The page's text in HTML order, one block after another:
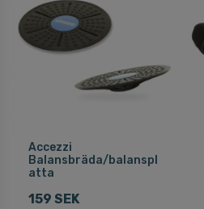
Accezzi
Balansbräda/balanspl
atta
159 SEK